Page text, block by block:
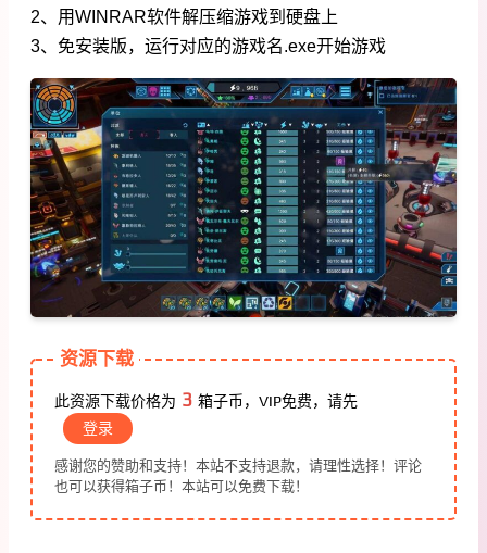
2、用WINRAR软件解压缩游戏到硬盘上
3、免安装版，运行对应的游戏名.exe开始游戏
资源下载
此资源下载价格为 3 箱子币，VIP免费，请先
登录
感谢您的赞助和支持！本站不支持退款，请理性选择！评论
也可以获得箱子币！本站可以免费下载！